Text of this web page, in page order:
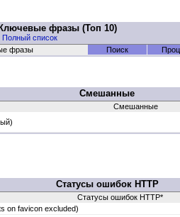
фразы (Топ 10)
Полный список
фразы
Поиск
Смешанные
Смешанные
Статусы ошибок HTTP
Статусы ошибок HTTP*
on favicon excluded)